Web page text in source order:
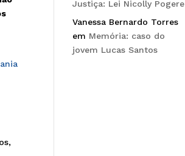
Justiça: Lei Nicolly Pogere
Vanessa Bernardo Torres
em Memória: caso do
jovem Lucas Santos